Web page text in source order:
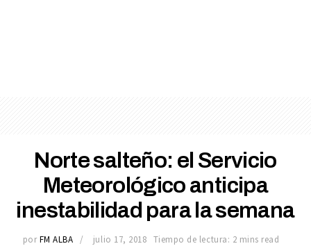
Norte salteño: el Servicio
Meteorológico anticipa
inestabilidad para la semana
por FM ALBA julio 17, 2018 Tiempo de lectura: 2 mins read